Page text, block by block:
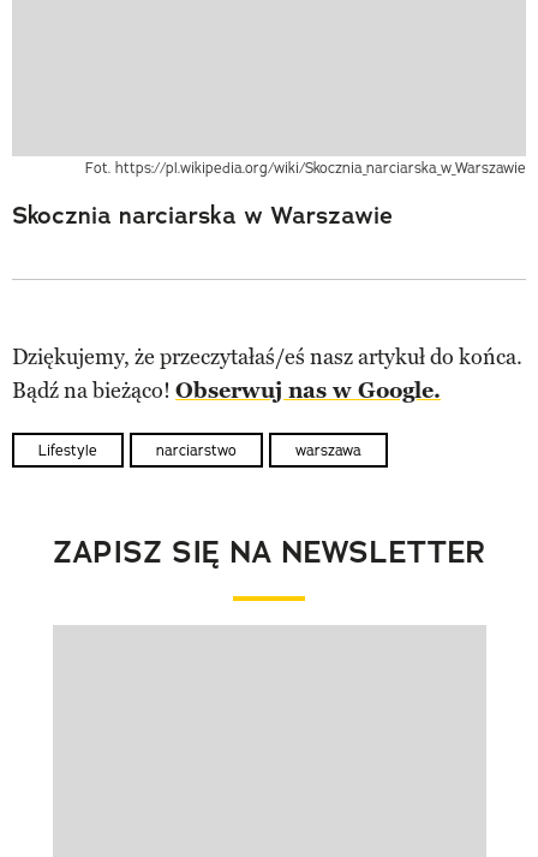
Fot. https://pl.wikipedia.org/wiki/Skocznia_narciarska_w_Warszawie
Skocznia narciarska w Warszawie
Dziękujemy, że przeczytałaś/eś nasz artykuł do końca.
Bądź na bieżąco! Obserwuj nas w Google.
Lifestyle narciarstwo warszawa
ZAPISZ SIĘ NA NEWSLETTER